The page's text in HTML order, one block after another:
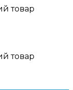
товар
товар